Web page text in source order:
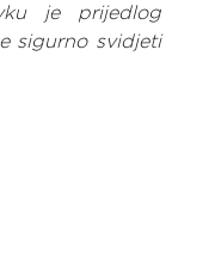
je prijedlog
sigurno svidjeti